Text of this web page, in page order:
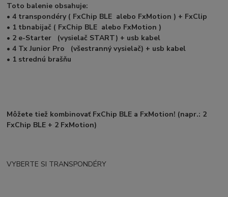
Toto balenie obsahuje:
• 4 transpondéry ( FxChip BLE alebo FxMotion ) + FxClip
• 1 tbnabijač ( FxChip BLE alebo FxMotion )
• 2 e-Starter (vysielač START) + usb kabel
• 4 Tx Junior Pro (všestranný vysielač) + usb kabel
• 1 strednú brašňu
Môžete tiež kombinovať FxChip BLE a FxMotion! (napr.: 2
FxChip BLE + 2 FxMotion)
VYBERTE SI TRANSPONDÉRY